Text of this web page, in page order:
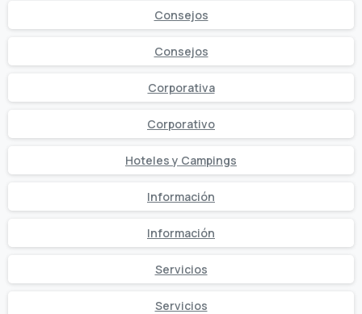
Consejos
Consejos
Corporativa
Corporativo
Hoteles y Campings
Información
Información
Servicios
Servicios